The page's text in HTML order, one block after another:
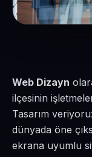
Web Dizayn
ilçesinin
Tasarım
dünyada öne
ekrana uyumlu